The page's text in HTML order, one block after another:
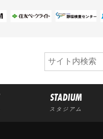
STADIUM
スタジアム